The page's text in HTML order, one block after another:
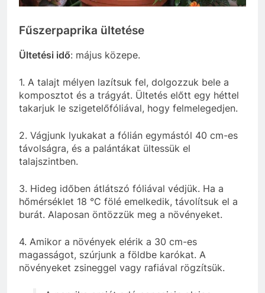
Fűszerpaprika ültetése
Ültetési idő: május közepe.
1. A talajt mélyen lazítsuk fel, dolgozzuk bele a
komposztot és a trágyát. Ültetés előtt egy héttel
takarjuk le szigetelőfóliával, hogy felmelegedjen.
2. Vágjunk lyukakat a fólián egymástól 40 cm-es
távolságra, és a palántákat ültessük el
talajszintben.
3. Hideg időben átlátszó fóliával védjük. Ha a
hőmérséklet 18 °C fölé emelkedik, távolítsuk el a
burát. Alaposan öntözzük meg a növényeket.
4. Amikor a növények elérik a 30 cm-es
magasságot, szúrjunk a földbe karókat. A
növényeket zsineggel vagy rafiával rögzítsük.